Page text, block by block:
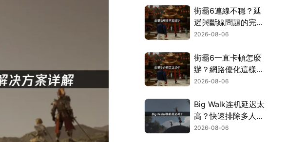
街霸6連線不穩？延
遲與斷線問題的完整
解決指南！
2026-08-06
街霸6一直卡頓怎麼
辦？網路優化這樣解
決！
2026-08-06
Big Walk连机延迟太
高？快速排除多人游
玩卡顿困扰！
2026-08-06